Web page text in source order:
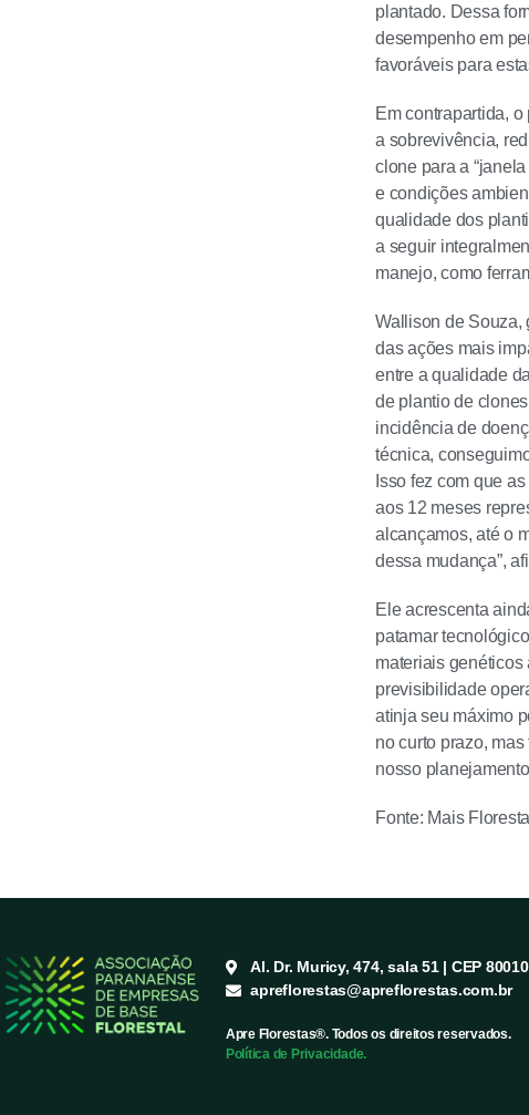
plantado. Dessa
desempenho em
favoráveis para
Em contrapartida,
a sobrevivência,
clone para a
e condições
qualidade dos
a seguir
manejo, como
Wallison de Souza,
das ações mais
entre a qualidade
de plantio de
incidência de
técnica,
Isso fez com que
aos 12 meses
alcançamos, até o
dessa mudança”,
Ele acrescenta
patamar
materiais genéticos
previsibilidade
atinja seu máximo
no curto prazo,
nosso
Fonte: Mais Floresta
Al. Dr. Muricy, 474, sala 51 | CEP
apreflorestas@apreflorestas.com.br
Apre Florestas®. Todos os direitos reservados.
Política de Privacidade.